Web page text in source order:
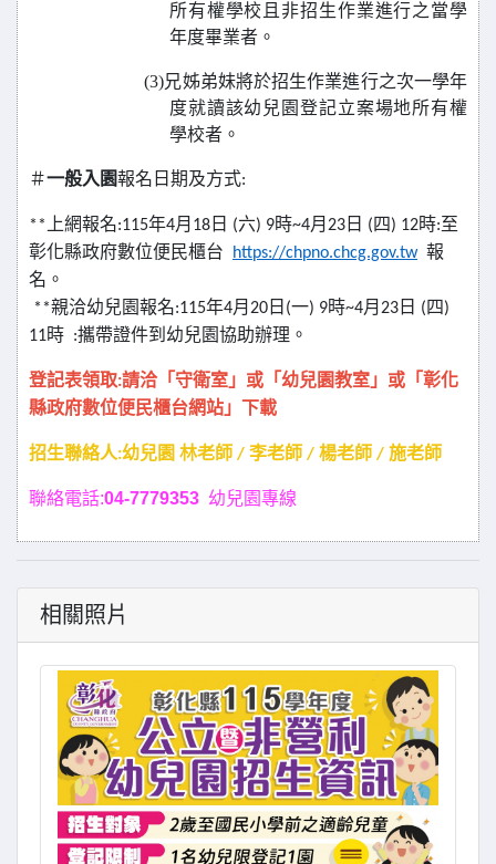
所有權學校且非招生作業進行之當學
年度畢業者。
(3)兄姊弟妹將於招生作業進行之次一學年
度就讀該幼兒園登記立案場地所有權
學校者。
＃一般入園報名日期及方式:
**上網報名:115年4月18日 (六) 9時~4月23日 (四) 12時:至
彰化縣政府數位便民櫃台
https://chpno.chcg.gov.tw 報
名。
**親洽幼兒園報名:115年4月20日(一) 9時~4月23日 (四)
11時 :攜帶證件到幼兒園協助辦理。
登記表領取:請洽「守衛室」或「幼兒園教室」或「彰化
縣政府數位便民櫃台網站」下載
招生聯絡人:幼兒園 林老師 / 李老師 / 楊老師 / 施老師
聯絡電話:04-7779353 幼兒園專線
相關照片